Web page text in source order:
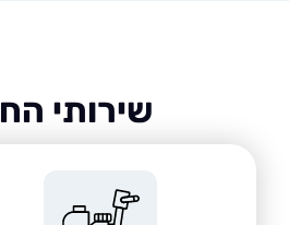
שירותי החברה